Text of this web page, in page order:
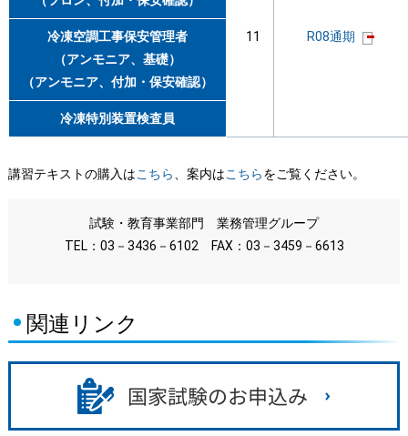
11 R08通期
冷凍空調工事保安管理者
（アンモニア、基礎）
（アンモニア、付加・保安確認）
冷凍特別装置検査員
講習テキストの購入はこちら 、案内はこちらをご覧ください。
試験・教育事業部門 業務管理グループ
TEL：03－3436－6102 FAX：03－3459－6613
関連リンク